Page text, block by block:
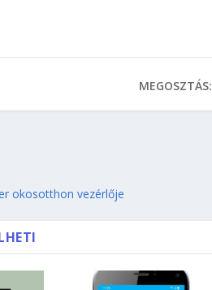
MEGOSZTÁS:
okosotthon vezérlője